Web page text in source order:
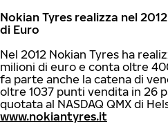
Nokian Tyres realizza nel
di Euro
Nel 2012 Nokian Tyres ha
milioni di euro e conta oltre
fa parte anche la catena di
oltre 1037 punti vendita in 26
quotata al NASDAQ QMX di
www.nokiantyres.it